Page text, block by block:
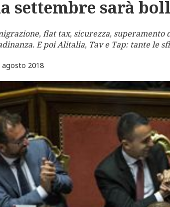
settembre sarà
flat tax, sicurezza, superamento
E poi Alitalia, Tav e Tap: tante le
agosto 2018